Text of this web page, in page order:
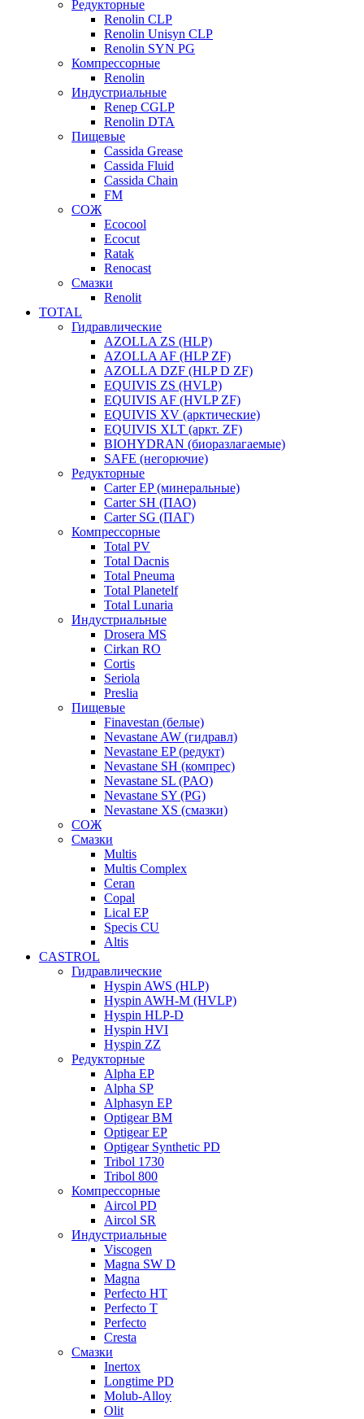
Редукторные
Renolin CLP
Renolin Unisyn CLP
Renolin SYN PG
Компрессорные
Renolin
Индустриальные
Renep CGLP
Renolin DTA
Пищевые
Cassida Grease
Cassida Fluid
Cassida Chain
FM
СОЖ
Ecocool
Ecocut
Ratak
Renocast
Смазки
Renolit
TOTAL
Гидравлические
AZOLLA ZS (HLP)
AZOLLA AF (HLP ZF)
AZOLLA DZF (HLP D ZF)
EQUIVIS ZS (HVLP)
EQUIVIS AF (HVLP ZF)
EQUIVIS XV (арктические)
EQUIVIS XLT (аркт. ZF)
BIOHYDRAN (биоразлагаемые)
SAFE (негорючие)
Редукторные
Carter EP (минеральные)
Carter SH (ПАО)
Carter SG (ПАГ)
Компрессорные
Total PV
Total Dacnis
Total Pneuma
Total Planetelf
Total Lunaria
Индустриальные
Drosera MS
Cirkan RO
Cortis
Seriola
Preslia
Пищевые
Finavestan (белые)
Nevastane AW (гидравл)
Nevastane EP (редукт)
Nevastane SH (компрес)
Nevastane SL (PAO)
Nevastane SY (PG)
Nevastane XS (смазки)
СОЖ
Смазки
Multis
Multis Complex
Ceran
Copal
Lical EP
Specis CU
Altis
CASTROL
Гидравлические
Hyspin AWS (HLP)
Hyspin AWH-M (HVLP)
Hyspin HLP-D
Hyspin HVI
Hyspin ZZ
Редукторные
Alpha EP
Alpha SP
Alphasyn EP
Optigear BM
Optigear EP
Optigear Synthetic PD
Tribol 1730
Tribol 800
Компрессорные
Aircol PD
Aircol SR
Индустриальные
Viscogen
Magna SW D
Magna
Perfecto HT
Perfecto T
Perfecto
Cresta
Смазки
Inertox
Longtime PD
Molub-Alloy
Olit